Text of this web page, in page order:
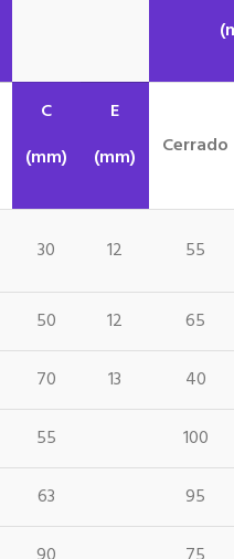
C
(mm)
E
(mm)
Cerrado
30 12 55
50 12 65
70 13 40
55 100
63 95